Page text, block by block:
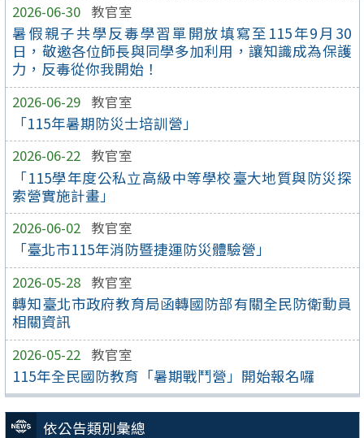
2026-06-30 教官室
暑假親子共學反毒學習單開放填寫至115年9月30
日，敬邀各位師長與同學多加利用，讓知識成為保護
力，反毒從你我開始！
2026-06-29 教官室
「115年暑期防災士培訓營」
2026-06-22 教官室
「115學年度公私立高級中等學校臺大地質與防災探
索營實施計畫」
2026-06-02 教官室
「臺北市115年消防暨捷運防災體驗營」
2026-05-28 教官室
轉知臺北市政府教育局函轉國防部有關全民防衛動員
相關資訊
2026-05-22 教官室
115年全民國防教育「暑期戰鬥營」開始報名囉
依公告類別彙總